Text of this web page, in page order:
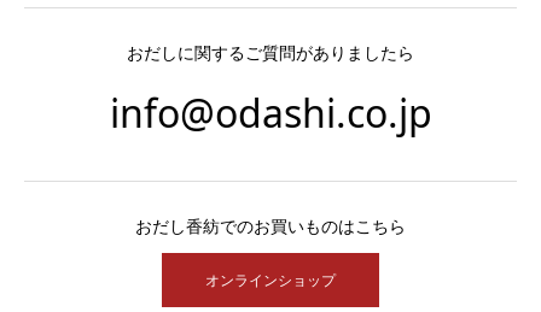
おだしに関するご質問がありましたら
info@odashi.co.jp
おだし香紡でのお買いものはこちら
オンラインショップ